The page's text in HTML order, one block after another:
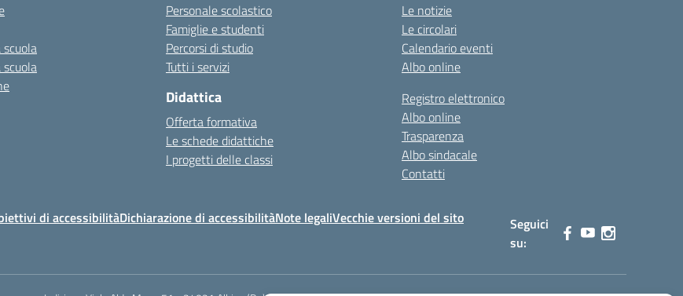
Personale scolastico
Famiglie e studenti
Percorsi di studio
Tutti i servizi
Didattica
Offerta formativa
Le schede didattiche
I progetti delle classi
Le notizie
Le circolari
Calendario eventi
Albo online
Registro elettronico
Albo online
Trasparenza
Albo sindacale
Contatti
di accessibilitàDichiarazione di accessibilitàNote legaliVecchie versioni del sito
Seguici
su: